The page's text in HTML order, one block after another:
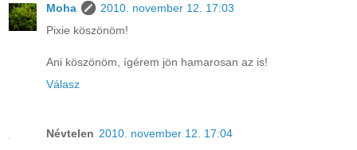
Moha
2010. november 12. 17:03
Pixie köszönöm!
Ani köszönöm, ígérem jön hamarosan az is!
Válasz
Névtelen 2010. november 12. 17:04